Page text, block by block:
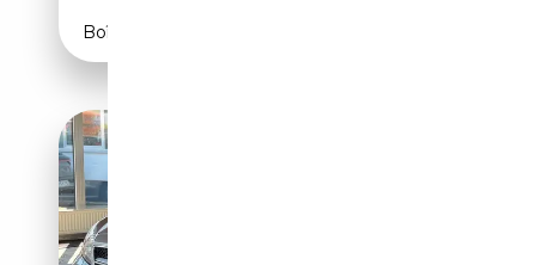
Boîte automatique